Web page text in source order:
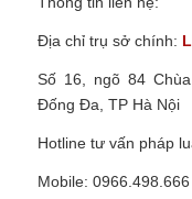
Địa chỉ trụ sở chính:
Số 16, ngõ 84
Đống Đa, TP Hà Nội
Hotline tư vấn pháp
Mobile: 0966.498.666